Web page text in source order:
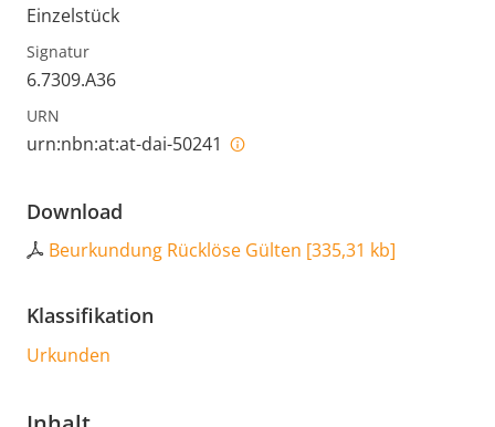
Einzelstück
Signatur
6.7309.A36
URN
urn:nbn:at:at-dai-50241
Download
Beurkundung Rücklöse Gülten [335,31 kb]
Klassifikation
Urkunden